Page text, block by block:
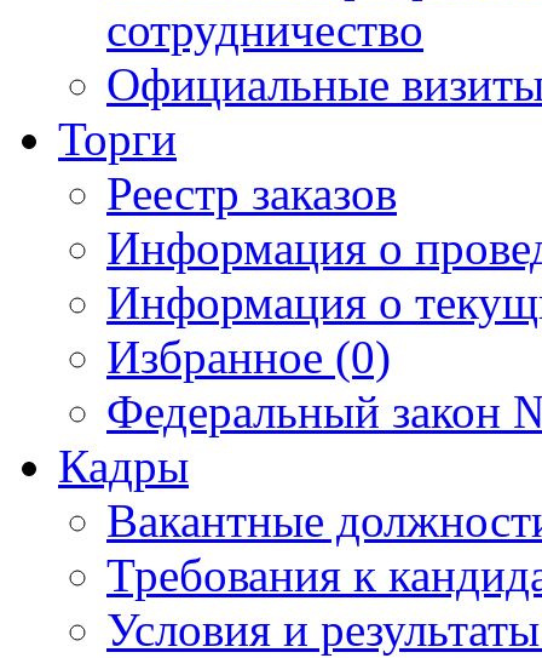
сотрудничество
Официальные
Торги
Реестр заказов
Информация о
Информация о
Избранное (0)
Федеральный закон
Кадры
Вакантные
Требования к
Условия и